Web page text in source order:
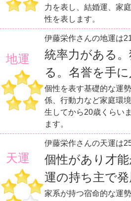
力を表し、結婚運、家
性を表します。
地運
伊藤栄作さんの地運は
統率力がある
る。名誉を手に
個性を表す基礎的な運
係、行動力など家庭環
生してから20歳くらい
ます。
天運
伊藤栄作さんの天運は
個性があり才
運の持ち主で発
家系が持つ宿命的な運